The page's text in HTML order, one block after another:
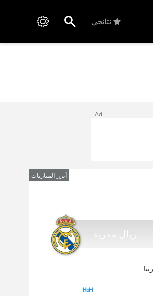
نتائجي
Ad
أبرز المباريات
ريال مدريد